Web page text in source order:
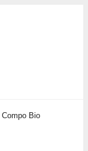
Compo Bio